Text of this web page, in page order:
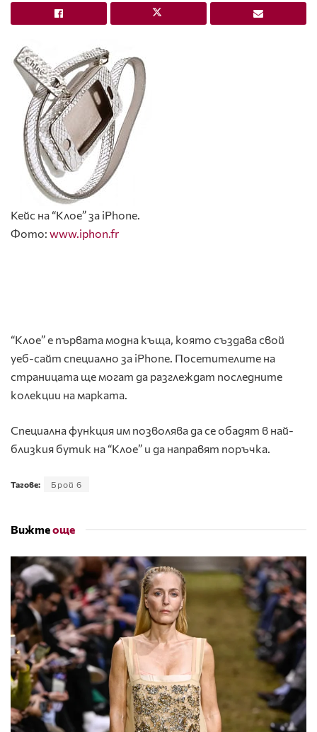
Кейс на “Клое” за iPhone.
Фото: www.iphon.fr
“Клое” е първата модна къща, която създава свой
уеб-сайт специално за iPhone. Посетителите на
страницата ще могат да разглеждат последните
колекции на марката.
Специална функция им позволява да се обадят в най-
близкия бутик на “Клое” и да направят поръчка.
Тагове: Брой 6
Вижтеоще